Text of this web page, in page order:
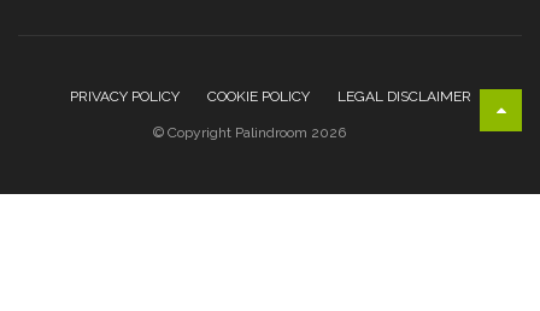
PRIVACY POLICY COOKIE POLICY LEGAL DISCLAIMER
© Copyright Palindroom 2026